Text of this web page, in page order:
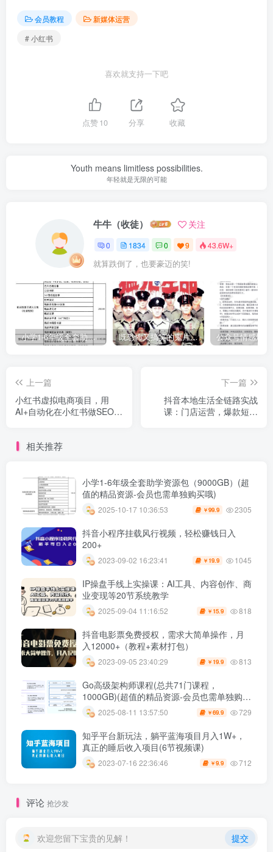
会员教程
新媒体运营
# 小红书
喜欢就支持一下吧
点赞10 分享 收藏
Youth means limitless possibilities.
年轻就是无限的可能
牛牛（收徒） 关注
0 1834 0 9 43.6W+
就算跌倒了，也要豪迈的笑!
小学1-6年级全套助学资源包（9000GB）(超值的精品资源-会员也需单独购买哦) 既恐怖又搞笑的鬼片（10部猛鬼恐怖片都是喜剧片）
上一篇
小红书虚拟电商项目，用
AI+自动化在小红书做SEO虚
下一篇
抖音本地生活全链路实战
课：门店运营，爆款短视
相关推荐
小学1-6年级全套助学资源包（9000GB）(超
值的精品资源-会员也需单独购买哦)
2025-10-17 10:36:53 ￥99.9 2305
抖音小程序挂载风行视频，轻松赚钱日入
200+
2023-09-02 16:23:41 ￥ 19.9 1045
IP操盘手线上实操课：AI工具、内容创作、商
业变现等20节系统教学
2025-09-04 11:16:52 ￥ 15.9 818
抖音电影票免费授权，需求大简单操作，月
入12000+（教程+素材打包）
2023-09-05 23:40:29 ￥ 19.9 813
Go高级架构师课程(总共71门课程，
1000GB)(超值的精品资源-会员也需单独购买
哦)
2025-08-11 13:57:50 ￥69.9 729
知乎平台新玩法，躺平蓝海项目月入1W+，
真正的睡后收入项目(6节视频课)
2023-07-16 22:36:46 ￥9.9 712
评论 抢沙发
欢迎您留下宝贵的见解！ 提交